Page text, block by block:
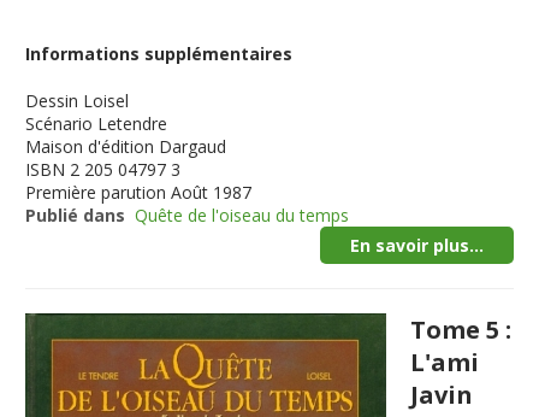
Informations supplémentaires
Dessin Loisel
Scénario Letendre
Maison d'édition Dargaud
ISBN 2 205 04797 3
Première parution Août 1987
Publié dans Quête de l'oiseau du temps
En savoir plus...
Tome 5 :
L'ami
Javin